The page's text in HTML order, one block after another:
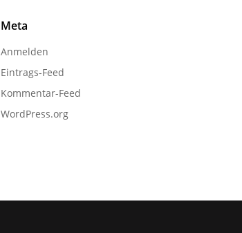
Meta
Anmelden
Eintrags-Feed
Kommentar-Feed
WordPress.org